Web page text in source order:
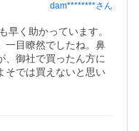
dam********さん
早く助かっています。
一目瞭然でしたね。鼻
、御社で買ったん方に
そでは買えないと思い